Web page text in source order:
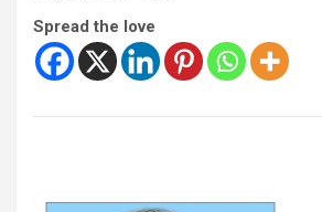
Spread the love